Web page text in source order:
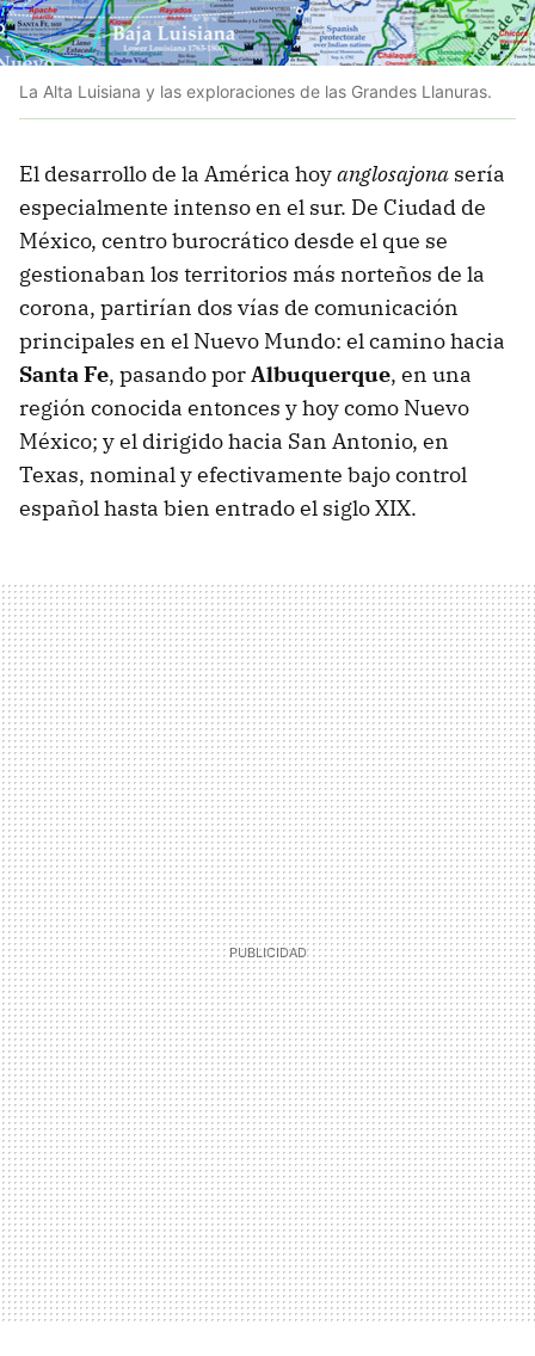
La Alta Luisiana y las exploraciones de las Grandes Llanuras.
El desarrollo de la América hoyanglosajona sería
especialmente intenso en el sur. De Ciudad de
México, centro burocrático desde el que se
gestionaban los territorios más norteños de la
corona, partirían dos vías de comunicación
principales en el Nuevo Mundo: el camino hacia
Santa Fe, pasando porAlbuquerque, en una
región conocida entonces y hoy como Nuevo
México; y el dirigido hacia San Antonio, en
Texas, nominal y efectivamente bajo control
español hasta bien entrado el siglo XIX.